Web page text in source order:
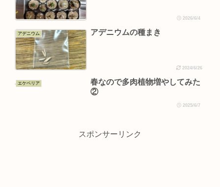
2026/6/4
アデニウム アデニウムの種まき
2024/6/26
エケベリア
春なので多肉植物増やしてみた
②
2025/6/7
スポンサーリンク